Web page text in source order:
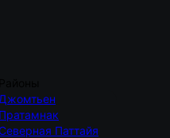
Джомтьен
Пратамнак
Северная Паттайя